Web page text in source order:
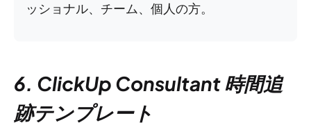
ッショナル、チーム、個人の方。
6. ClickUp Consultant 時間追
跡テンプレート